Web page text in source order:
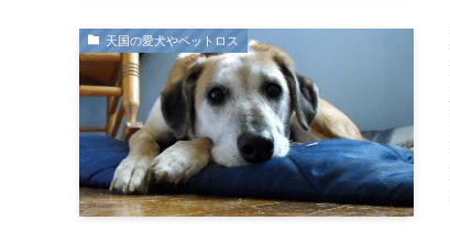
天国の愛犬やペットロス